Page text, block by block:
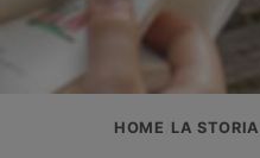
HOME LA